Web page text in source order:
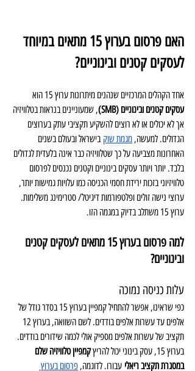
האם פרסום בערוץ 15 מתאים במיוחד
לעסקים קטנים ובינוניים?
אחד הקהלים המרכזיים שנהנים מיתרונות ערוץ 15 הוא
עסקים קטנים ובינוניים (SMB)
, שמעוניינים בנראות בטלוויזיה
אך לא יכולים או לא רוצים להשקיע תקציבי עתק בערוצים
הגדולים. למעשה, מגמת שוק בישראל ובעולם בשנים
האחרונות מצביעה על כך שטלוויזיה כבר אינה בלעדית לגדולים
בלבד. יותר ויותר עסקים בינוניים וקטנים נכנסים לפרסום
טלוויזיוני בזכות ירידת חסמי הכניסה כמו עלויות גמישות יותר,
ערוצי נישה זולים ופלטפורמות דיגיטל/ סטרימינג משלימות.
ערוץ 15 משתלב בדיוק במגמה הזו.
למה פרסום בערוץ 15 מתאים לעסקים קטנים
ובינוניים?
עלות כניסה נמוכה
כפי שראינו, אפשר להתחיל קמפיין בערוץ 15 בסדר גודל של
תקציב של עשרות אלפים מספיק אולי לכמה שידורים בודדים.
בערוץ 15, עסק בינוני יכול להריץ
קמפיין טלוויזיה שלם
במסגרת תקציב ריאלי עבורו. לדוגמה, פרסום בערוץ